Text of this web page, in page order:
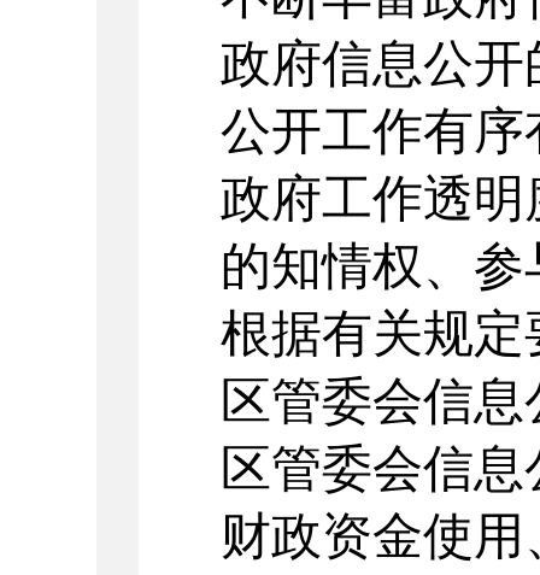
政府信息公
公开工作有
政府工作透
的知情权、
根据有关规
区管委会信
区管委会信
财政资金使